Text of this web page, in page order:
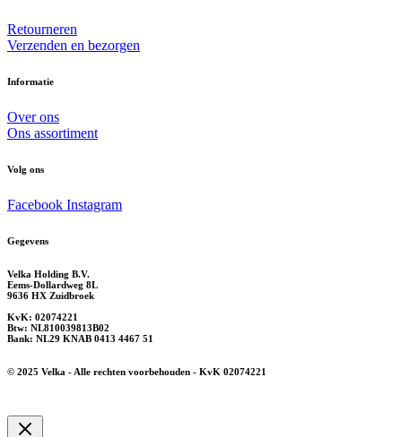
Retourneren
Verzenden en bezorgen
Informatie
Over ons
Ons assortiment
Volg ons
Facebook Instagram
Gegevens
Velka Holding B.V.
Eems-Dollardweg 8L
9636 HX Zuidbroek
KvK: 02074221
Btw: NL810039813B02
Bank: NL29 KNAB 0413 4467 51
© 2025 Velka - Alle rechten voorbehouden - KvK 02074221